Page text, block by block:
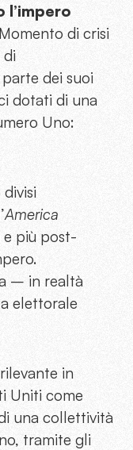
l’impero
Momento di crisi
di
dei suoi
dotati di una
Uno:
America
e più post-
– in realtà
elettorale
in
Uniti come
una collettività
tramite gli